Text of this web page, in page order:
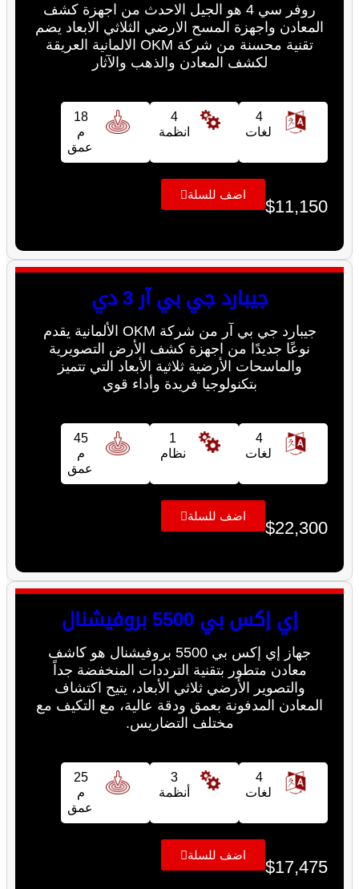
روفر سي 4 هو الجيل الاحدث من اجهزة كشف
المعادن واجهزة المسح الارضي الثلاثي الابعاد يضم
تقنية محسنة من شركة OKM الالمانية العريقة
لكشف المعادن والذهب والآثار
4
لغات
4
انظمة
18
م
عمق
$11,150
اضف للسلة
جيبارد جي بي آر 3 دي
جيبارد جي بي آر من شركة OKM الألمانية يقدم
نوعًا جديدًا من اجهزة كشف الأرض التصويرية
والماسحات الأرضية ثلاثية الأبعاد التي تتميز
بتكنولوجيا فريدة وأداء قوي
4
لغات
1
نظام
45
م
عمق
$22,300
اضف للسلة
إي إكس بي 5500 بروفيشنال
جهاز إي إكس بي 5500 بروفيشنال هو كاشف
معادن متطور بتقنية الترددات المنخفضة جداً
والتصوير الأرضي ثلاثي الأبعاد، يتيح اكتشاف
المعادن المدفونة بعمق ودقة عالية، مع التكيف مع
مختلف التضاريس.
4
لغات
3
أنظمة
25
م
عمق
$17,475
اضف للسلة